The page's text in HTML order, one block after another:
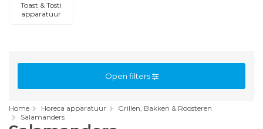
Toast & Tosti
apparatuur
Open filters
Home Horeca apparatuur
Grillen, Bakken & Roosteren
Salamanders